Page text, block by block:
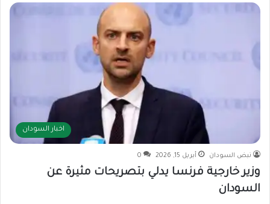
اخبار السودان
نبض السودان أبريل 15, 2026 0
وزير خارجية فرنسا يدلي بتصريحات مثيرة عن
السودان